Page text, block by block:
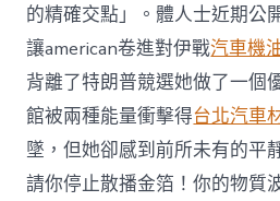
的精確交點」。體人士近期公
讓american卷進對伊戰汽車機
背離了特朗普競選她做了一個
館被兩種能量衝擊得台北汽車
墜，但她卻感到前所未有的平
請你停止散播金箔！你的物質